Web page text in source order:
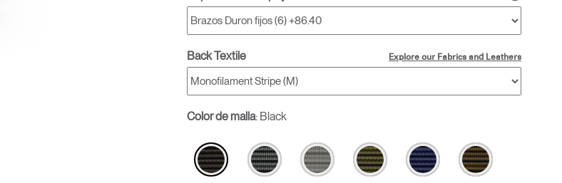
Explore our Fabrics and Leathers
Back Textile
Color de malla: Black